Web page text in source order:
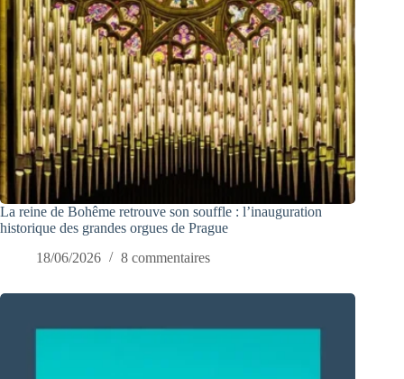
La reine de Bohême retrouve son souffle : l’inauguration
historique des grandes orgues de Prague
18/06/2026
8 commentaires